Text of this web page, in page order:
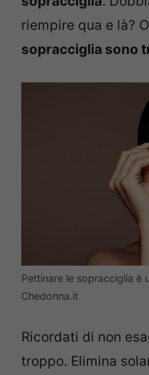
riempire qua e là?
sopracciglia sono
Pettinare le sopracciglia è
Chedonna.it
Ricordati di non
troppo. Elimina